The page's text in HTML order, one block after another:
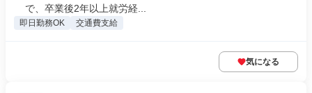
で、卒業後2年以上就労経...
即日勤務OK 交通費支給
気になる